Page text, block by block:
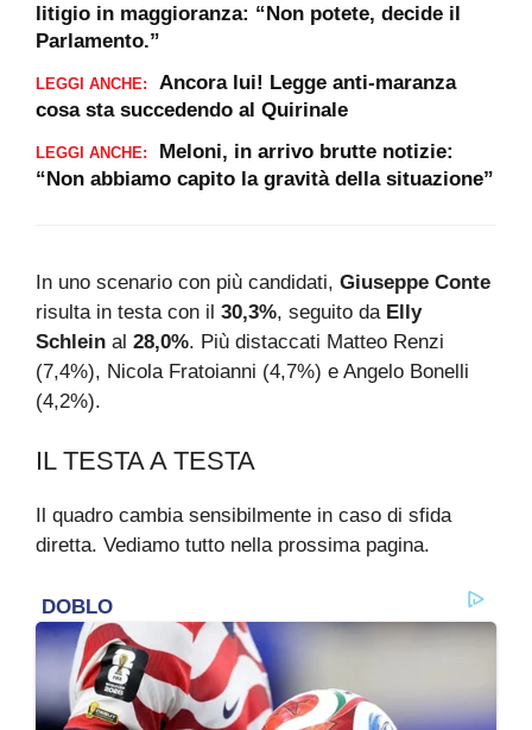
litigio in maggioranza: “Non potete, decide il
Parlamento.”
LEGGI ANCHE:
Ancora lui! Legge anti-maranza
cosa sta succedendo al Quirinale
LEGGI ANCHE:
Meloni, in arrivo brutte notizie:
“Non abbiamo capito la gravità della situazione”
In uno scenario con più candidati, Giuseppe Conte
risulta in testa con il 30,3%, seguito da Elly
Schlein al 28,0%. Più distaccati Matteo Renzi
(7,4%), Nicola Fratoianni (4,7%) e Angelo Bonelli
(4,2%).
IL TESTA A TESTA
Il quadro cambia sensibilmente in caso di sfida
diretta. Vediamo tutto nella prossima pagina.